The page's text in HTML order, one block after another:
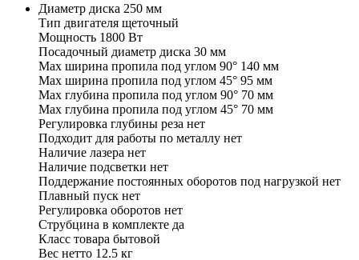
Диаметр диска 250 мм
Тип двигателя щеточный
Мощность 1800 Вт
Посадочный диаметр диска 30 мм
Max ширина пропила под углом 90° 140 мм
Max ширина пропила под углом 45° 95 мм
Max глубина пропила под углом 90° 70 мм
Max глубина пропила под углом 45° 70 мм
Регулировка глубины реза нет
Подходит для работы по металлу нет
Наличие лазера нет
Наличие подсветки нет
Поддержание постоянных оборотов под нагрузкой нет
Плавный пуск нет
Регулировка оборотов нет
Струбцина в комплекте да
Класс товара бытовой
Вес нетто 12.5 кг